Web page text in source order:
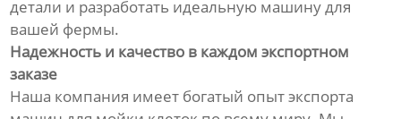
детали и разработать идеальную машину для
вашей фермы.
Надежность и качество в каждом экспортном
заказе
Наша компания имеет богатый опыт экспорта